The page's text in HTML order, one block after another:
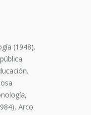
(1948).
Arco